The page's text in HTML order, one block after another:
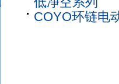
COYO环链电